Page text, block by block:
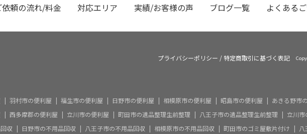
依頼の流れ/料金 対応エリア 実績/お客様の声 ブログ一覧 よくある
プライバシーポリシー /特定商取引に基づく表記
羽村市の便利屋 福生市の便利屋 日野市の便利屋 相模原市の便利屋 昭島市の便利屋
あきる野市
西多摩郡の便利屋 立川市の便利屋 町田市の遺品整理生前整理 八王子市の遺品整理生前整理
立川
収
日野市の不用品回収 八王子市の不用品回収 相模原市の不用品回収 町田市のゴミ屋敷片付け